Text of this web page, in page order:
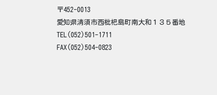
〒452-0013
愛知県清須市西枇杷島町南大和１３５番地
TEL(052)501-1711
FAX(052)504-0823